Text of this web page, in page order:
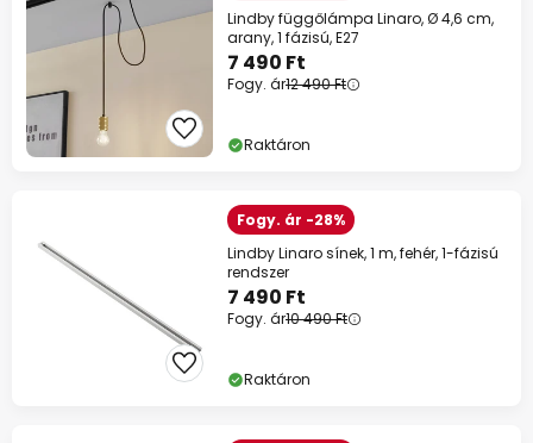
Lindby függőlámpa Linaro, Ø 4,6 cm,
arany, 1 fázisú, E27
7 490 Ft
Fogy. ár12 490 Ft
Raktáron
Fogy. ár -28%
Lindby Linaro sínek, 1 m, fehér, 1-fázisú
rendszer
7 490 Ft
Fogy. ár10 490 Ft
Raktáron